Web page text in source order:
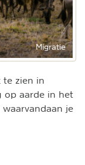
Migratie
te zien in
op aarde in het
je